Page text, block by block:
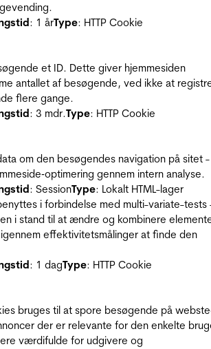
: 1 årType: HTTP Cookie
et ID. Dette giver hjemmesiden
antallet af besøgende, ved ikke at
flere gange.
: 3 mdr.Type: HTTP Cookie
om den besøgendes navigation på sitet -
gennem intern analyse.
: SessionType: Lokalt HTML-lager
i forbindelse med multi-variate-tests
i stand til at ændre og kombinere
effektivitetsmålinger at finde den
: 1 dagType: HTTP Cookie
bruges til at spore besøgende på
der er relevante for den enkelte
værdifulde for udgivere og